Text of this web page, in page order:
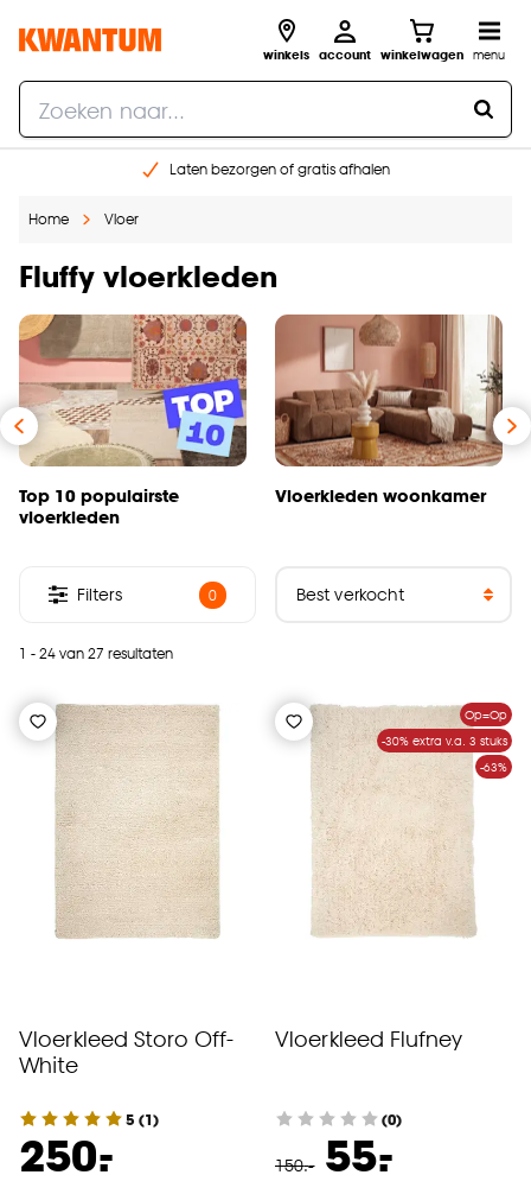
winkels account winkelwagen menu
Laten bezorgen of gratis afhalen
Home Vloer
Fluffy vloerkleden
Top 10 populairste
vloerkleden
Vloerkleden woonkamer
1 - 24 van 27 resultaten
Filters 0
Vloerkleed Storo Off-
White
5 (1)
250.
-
Op=Op
-30% extra v.a. 3 stuks
-63%
Vloerkleed Flufney
(0)
150.- 55.
-